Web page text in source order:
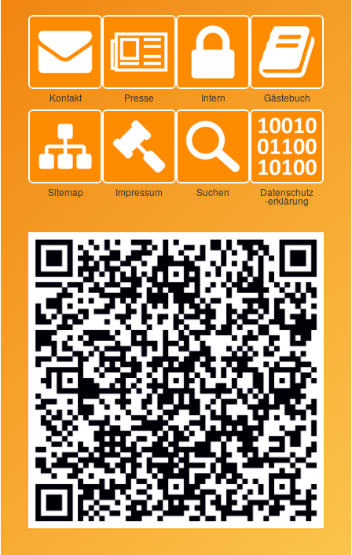
Kontakt Presse Intern Gästebuch
Sitemap Impressum Suchen Datenschutz
-erklärung